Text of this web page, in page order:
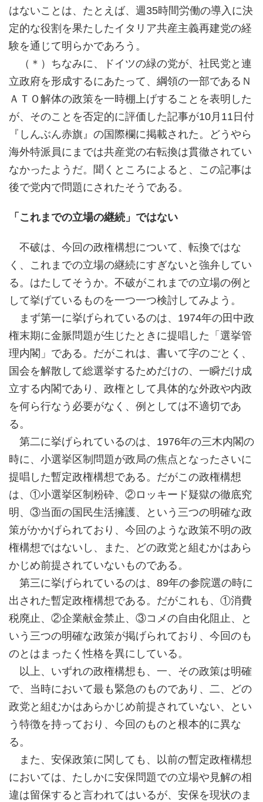
はないことは、たとえば、週35時間労働の導入に決
定的な役割を果たしたイタリア共産主義再建党の経
験を通じて明らかであろう。
（＊）ちなみに、ドイツの緑の党が、社民党と連
立政府を形成するにあたって、綱領の一部であるＮ
ＡＴＯ解体の政策を一時棚上げすることを表明した
が、そのことを否定的に評価した記事が10月11日付
『しんぶん赤旗』の国際欄に掲載された。どうやら
海外特派員にまでは共産党の右転換は貫徹されてい
なかったようだ。聞くところによると、この記事は
後で党内で問題にされたそうである。
「これまでの立場の継続」ではない
不破は、今回の政権構想について、転換ではな
く、これまでの立場の継続にすぎないと強弁してい
る。はたしてそうか。不破がこれまでの立場の例と
して挙げているものを一つ一つ検討してみよう。
まず第一に挙げられているのは、1974年の田中政
権末期に金脈問題が生じたときに提唱した「選挙管
理内閣」である。だがこれは、書いて字のごとく、
国会を解散して総選挙するためだけの、一瞬だけ成
立する内閣であり、政権として具体的な外政や内政
を何ら行なう必要がなく、例としては不適切であ
る。
第二に挙げられているのは、1976年の三木内閣の
時に、小選挙区制問題が政局の焦点となったさいに
提唱した暫定政権構想である。だがこの政権構想
は、①小選挙区制粉砕、②ロッキード疑獄の徹底究
明、③当面の国民生活擁護、という三つの明確な政
策がかかげられており、今回のような政策不明の政
権構想ではないし、また、どの政党と組むかはあら
かじめ前提されていないものである。
第三に挙げられているのは、89年の参院選の時に
出された暫定政権構想である。だがこれも、①消費
税廃止、②企業献金禁止、③コメの自由化阻止、と
いう三つの明確な政策が掲げられており、今回のも
のとはまったく性格を異にしている。
以上、いずれの政権構想も、一、その政策は明確
で、当時において最も緊急のものであり、二、どの
政党と組むかはあらかじめ前提されていない、とい
う特徴を持っており、今回のものと根本的に異な
る。
また、安保政策に関しても、以前の暫定政権構想
においては、たしかに安保問題での立場や見解の相
違は留保すると言われてはいるが、安保を現状のま